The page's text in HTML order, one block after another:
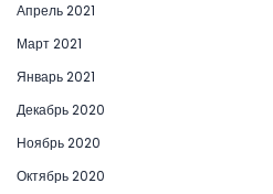
Апрель 2021
Март 2021
Январь 2021
Декабрь 2020
Ноябрь 2020
Октябрь 2020